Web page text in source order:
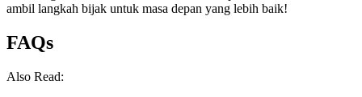
ambil langkah bijak untuk masa depan yang lebih baik!
FAQs
Also Read: